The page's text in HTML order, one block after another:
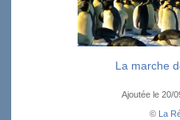
La marche
Ajoutée le 20/
© La